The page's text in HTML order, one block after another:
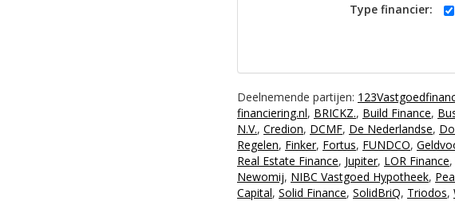
Type financier:
Deelnemende partijen:
financiering.nl, BRICKZ., Build Finance,
N.V., Credion, DCMF, De Nederlandse,
Regelen, Finker, Fortus, FUNDCO,
Real Estate Finance, Jupiter, LOR Finance,
Newomij, NIBC Vastgoed Hypotheek,
Capital, Solid Finance, SolidBriQ, Triodos,